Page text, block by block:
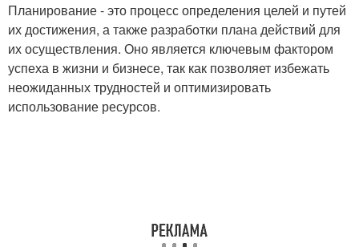
Планирование - это процесс определения целей и путей
их достижения, а также разработки плана действий для
их осуществления. Оно является ключевым фактором
успеха в жизни и бизнесе, так как позволяет избежать
неожиданных трудностей и оптимизировать
использование ресурсов.